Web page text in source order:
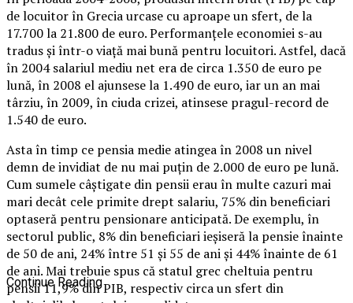
de locuitor în Grecia urcase cu aproape un sfert, de la
17.700 la 21.800 de euro. Performanţele economiei s-au
tradus şi într-o viaţă mai bună pentru locuitori. Astfel, dacă
în 2004 salariul mediu net era de circa 1.350 de euro pe
lună, în 2008 el ajunsese la 1.490 de euro, iar un an mai
târziu, în 2009, în ciuda crizei, atinsese pragul-record de
1.540 de euro.
Asta în timp ce pensia medie atingea în 2008 un nivel
demn de invidiat de nu mai puţin de 2.000 de euro pe lună.
Cum sumele câştigate din pensii erau în multe cazuri mai
mari decât cele primite drept salariu, 75% din beneficiari
optaseră pentru pensionare anticipată. De exemplu, în
sectorul public, 8% din beneficiari ieşiseră la pensie înainte
de 50 de ani, 24% între 51 şi 55 de ani şi 44% înainte de 61
de ani. Mai trebuie spus că statul grec cheltuia pentru
pensii 11,9% din PIB, respectiv circa un sfert din
Continue Reading